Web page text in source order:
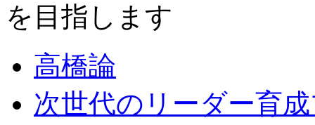
高橋論
次世代のリーダー育